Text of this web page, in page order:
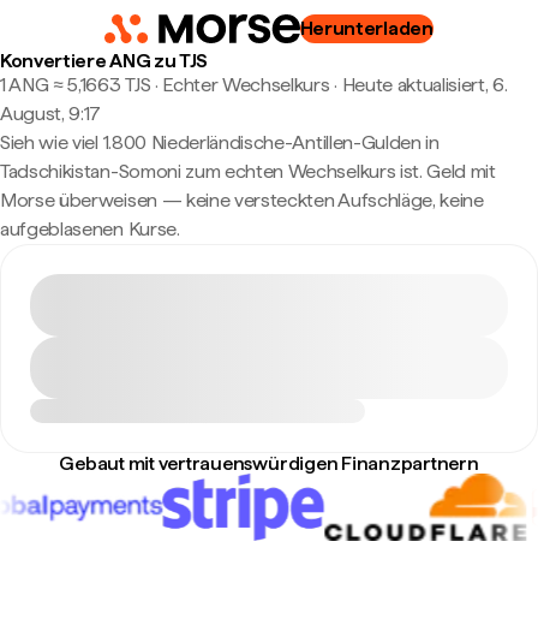
Herunterladen
Konvertiere ANG zu TJS
1 ANG ≈ 5,1663 TJS · Echter Wechselkurs · Heute aktualisiert, 6.
August, 9:17
Sieh wie viel 1.800 Niederländische-Antillen-Gulden in
Tadschikistan-Somoni zum echten Wechselkurs ist. Geld mit
Morse überweisen — keine versteckten Aufschläge, keine
aufgeblasenen Kurse.
Gebaut mit vertrauenswürdigen Finanzpartnern